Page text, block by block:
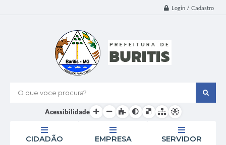
Login / Cadastro
O que voce procura?
Acessibilidade
CIDADÃO EMPRESA SERVIDOR